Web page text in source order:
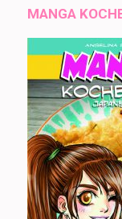
MANGA